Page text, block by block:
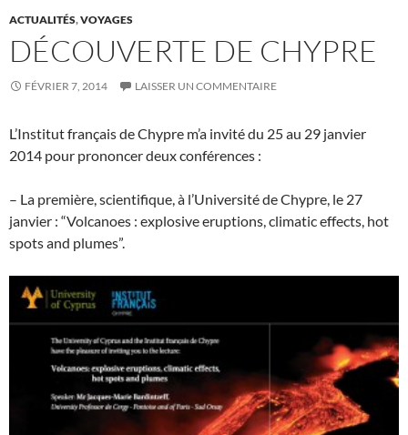
ACTUALITÉS,VOYAGES
DÉCOUVERTE DE CHYPRE
FÉVRIER 7, 2014 LAISSER UN COMMENTAIRE
L’Institut français de Chypre m’a invité du 25 au 29 janvier
2014 pour prononcer deux conférences :
– La première, scientifique, à l’Université de Chypre, le 27
janvier : “Volcanoes : explosive eruptions, climatic effects, hot
spots and plumes”.